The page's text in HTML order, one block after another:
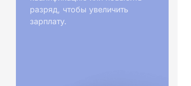
разряд, чтобы увеличить
зарплату.